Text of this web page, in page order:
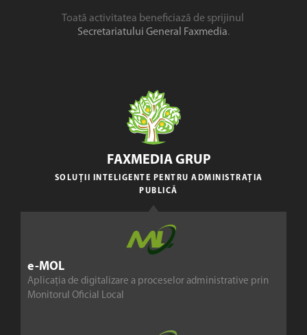
Toată activitatea beneficiază de sprijinul
Secretariatului General Faxmedia.
e-MOL
Aplicația de digitalizare a proceselor administrative prin
Monitorul Oficial Local
FAXMEDIA GRUP
SOLUȚII INTELIGENTE PENTRU ADMINISTRAȚIA
PUBLICĂ